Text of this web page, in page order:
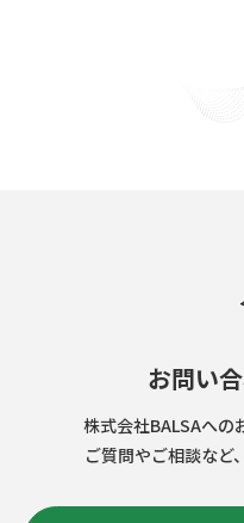
お問い
株式会社BALSAへの
ご質問やご相談など